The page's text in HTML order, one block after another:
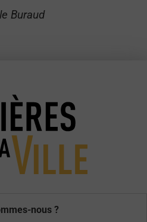
Buraud
nous ?